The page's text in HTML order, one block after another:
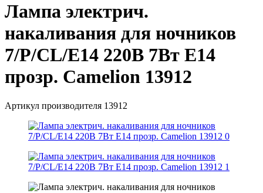
Лампа электрич.
накаливания для ночников
7/P/CL/E14 220В 7Вт Е14
прозр. Camelion 13912
Артикул производителя 13912